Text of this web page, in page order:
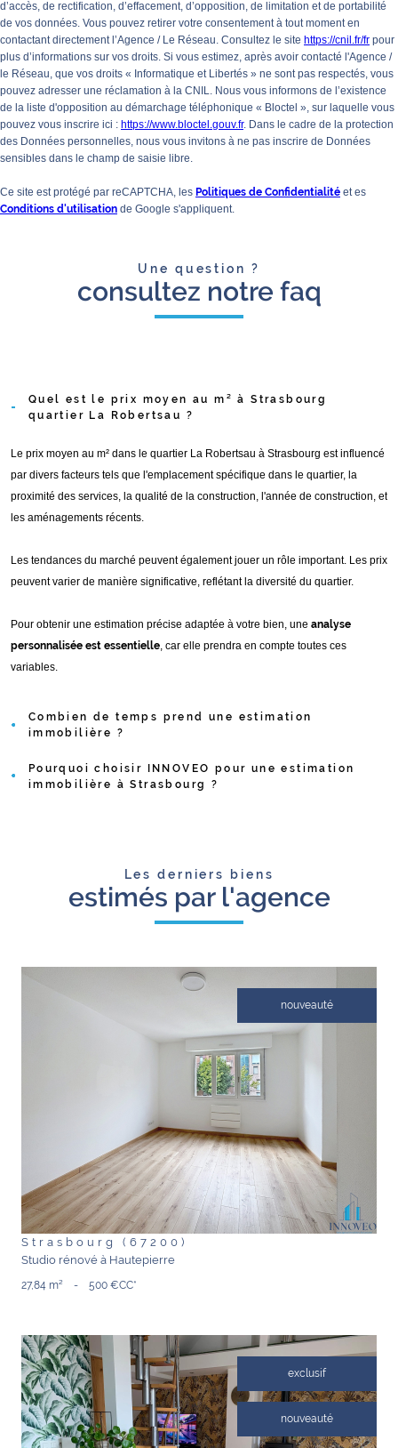
d’accès, de rectification, d’effacement, d’opposition, de limitation et de portabilité
de vos données. Vous pouvez retirer votre consentement à tout moment en
contactant directement l’Agence / Le Réseau. Consultez le site https://cnil.fr/fr pour
plus d’informations sur vos droits. Si vous estimez, après avoir contacté l'Agence /
le Réseau, que vos droits « Informatique et Libertés » ne sont pas respectés, vous
pouvez adresser une réclamation à la CNIL. Nous vous informons de l’existence
de la liste d'opposition au démarchage téléphonique « Bloctel », sur laquelle vous
pouvez vous inscrire ici : https://www.bloctel.gouv.fr. Dans le cadre de la protection
des Données personnelles, nous vous invitons à ne pas inscrire de Données
sensibles dans le champ de saisie libre.
Ce site est protégé par reCAPTCHA, les Politiques de Confidentialité et es
Conditions d'utilisation de Google s'appliquent.
Une question ?
consultez notre faq
Quel est le prix moyen au m² à Strasbourg
quartier La Robertsau ?
Le prix moyen au m² dans le quartier La Robertsau à Strasbourg est influencé
par divers facteurs tels que l'emplacement spécifique dans le quartier, la
proximité des services, la qualité de la construction, l'année de construction, et
les aménagements récents.
Les tendances du marché peuvent également jouer un rôle important. Les prix
peuvent varier de manière significative, reflétant la diversité du quartier.
Pour obtenir une estimation précise adaptée à votre bien, une analyse
personnalisée est essentielle, car elle prendra en compte toutes ces
variables.
Combien de temps prend une estimation
immobilière ?
Le temps nécessaire pour une estimation immobilièredépend de plusieurs
, notamment la taille et la complexité de la propriété.
comparaisons avec des propriétés similaires.
Cependant, pour une évaluation complète et détaillée, cela peut prendre
propriété, la collecte de documents pertinents, et une analyse approfondie
estimation aussi précise que possible
prenant le temps nécessaire pour considérer tous les aspects pertinents.
Pourquoi choisir INNOVEO pour une estimation
immobilière à Strasbourg ?
Notre équipe, composée de professionnels expérimentés, est spécialisée
prenant en compte les caractéristiques uniques de chaque propriété.
Notre connaissance du marché local, notre attention aux détails et notre
engagement envers la satisfaction du client nous distinguent, vous assurant
une évaluation fiable et une expérience client exceptionnelle.
Les derniers biens
estimés par l'agence
nouveauté
VOIR LE BIEN
Strasbourg (67200)
Studio rénové à Hautepierre
27,84 m² - 500 €CC*
exclusif
nouveauté